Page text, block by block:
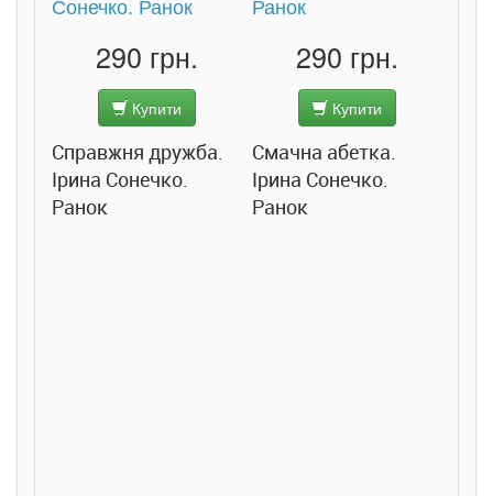
290 грн.
Купити
Справжня дружба.
Ірина Сонечко.
Ранок
290 грн.
Купити
Смачна абетка.
Ірина Сонечко.
Ранок